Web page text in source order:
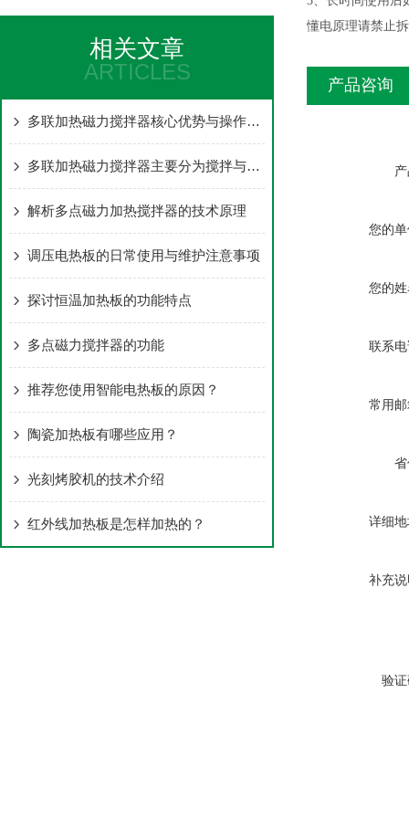
相关文章
ARTICLES
多联加热磁力搅拌器核心优势与操作要点
多联加热磁力搅拌器主要分为搅拌与加热两大核心部分
解析多点磁力加热搅拌器的技术原理
调压电热板的日常使用与维护注意事项
探讨恒温加热板的功能特点
多点磁力搅拌器的功能
推荐您使用智能电热板的原因？
陶瓷加热板有哪些应用？
光刻烤胶机的技术介绍
红外线加热板是怎样加热的？
懂电原理请禁止
产品咨询
您的
您的
联系
常用
详细
补充
验